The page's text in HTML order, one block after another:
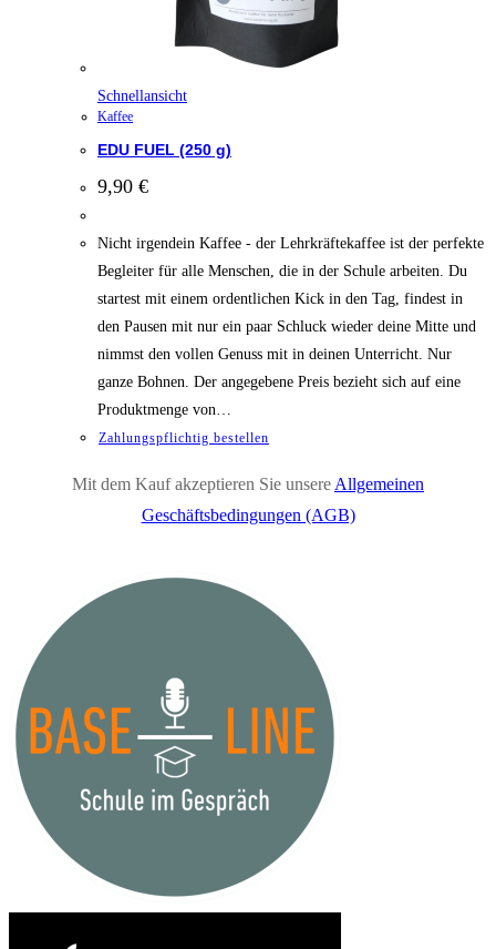
Schnellansicht
Kaffee
EDU FUEL (250 g)
9,90 €
Nicht irgendein Kaffee - der Lehrkräftekaffee ist der perfekte
Begleiter für alle Menschen, die in der Schule arbeiten. Du
startest mit einem ordentlichen Kick in den Tag, findest in
den Pausen mit nur ein paar Schluck wieder deine Mitte und
nimmst den vollen Genuss mit in deinen Unterricht. Nur
ganze Bohnen. Der angegebene Preis bezieht sich auf eine
Produktmenge von…
Zahlungspflichtig bestellen
Mit dem Kauf akzeptieren Sie unsere Allgemeinen
Geschäftsbedingungen (AGB)